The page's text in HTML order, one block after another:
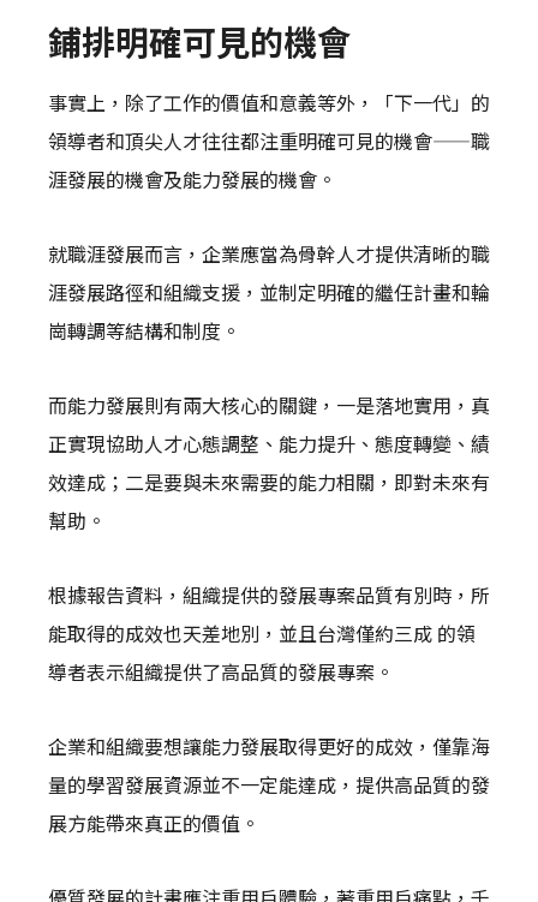
鋪排明確可見的機會
事實上，除了工作的價值和意義等外，「下一代」的
領導者和頂尖人才往往都注重明確可見的機會——職
涯發展的機會及能力發展的機會。
就職涯發展而言，企業應當為骨幹人才提供清晰的職
涯發展路徑和組織支援，並制定明確的繼任計畫和輪
崗轉調等結構和制度。
而能力發展則有兩大核心的關鍵，一是落地實用，真
正實現協助人才心態調整、能力提升、態度轉變、績
效達成；二是要與未來需要的能力相關，即對未來有
幫助。
根據報告資料，組織提供的發展專案品質有別時，所
能取得的成效也天差地別，並且台灣僅約三成 的領
導者表示組織提供了高品質的發展專案。
企業和組織要想讓能力發展取得更好的成效，僅靠海
量的學習發展資源並不一定能達成，提供高品質的發
展方能帶來真正的價值。